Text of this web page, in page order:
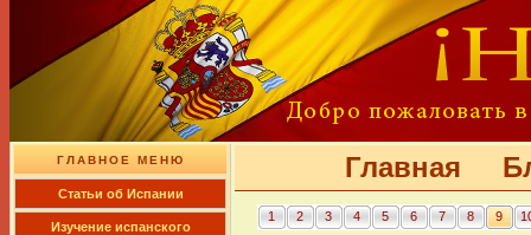
ГЛАВНОЕ МЕНЮ
Cтатьи об Испании
Изучение испанского
Главная
1 2 3 4 5 6 7 8 9